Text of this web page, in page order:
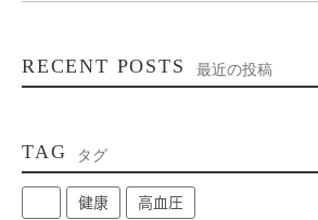
RECENT POSTS 最近の投稿
TAG タグ
健康 高血圧